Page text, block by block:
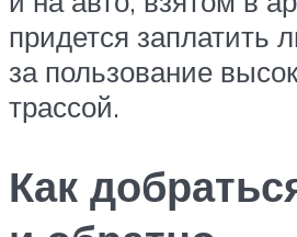
придется заплатить
за пользование
трассой.
Как